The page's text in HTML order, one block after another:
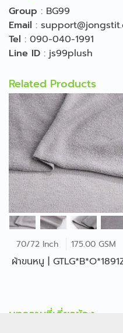
Group : BG99
Email :
Tel : 090-040-1991
Line ID : js99plush
Related Products
70/72 Inch 175.00 GSM
ผ้าขนหนู |
บทความที่เกี่ยวข้อง